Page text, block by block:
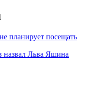
планирует посещать
назвал Льва Яшина